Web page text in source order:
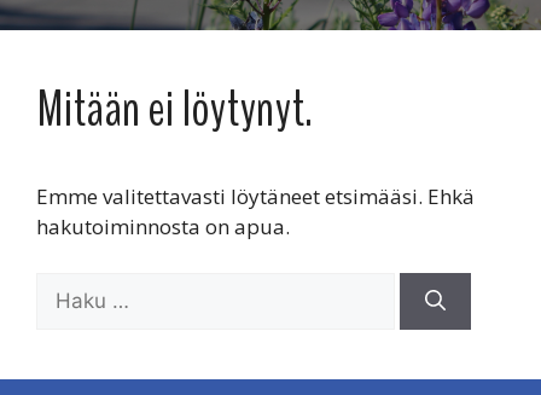
Mitään ei löytynyt.
Emme valitettavasti löytäneet etsimääsi. Ehkä
hakutoiminnosta on apua.
Haku: